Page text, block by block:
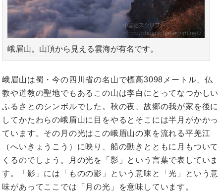
峨眉山。山頂から見える雲海が有名です。
峨眉山は蜀・今の四川省の名山で標高3098メートル、仏
教や道教の聖地でもあるこの山は李白にとってなつかしい
ふるさとのシンボルでした。秋の夜、故郷の我が家を後に
してかたわらの峨眉山に目をやるとそこには半月がかかっ
ています。その月の光はこの峨眉山の東を流れる平羌江
（へいきょうこう）に映り、船の動きとともに月もついて
くるのでしょう。月の光を「影」という言葉で表していま
す。「影」には「ものの影」という意味と「光」という意
味があってここでは「月の光」を意味しています。